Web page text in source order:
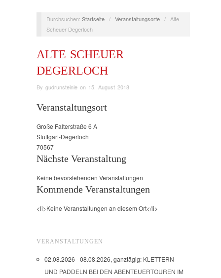
Durchsuchen: Startseite / Veranstaltungsorte /
Alte
Scheuer Degerloch
ALTE SCHEUER
DEGERLOCH
By gudrunsteinle on 15. August 2018
Veranstaltungsort
Große Falterstraße 6 A
Stuttgart-Degerloch
70567
Nächste Veranstaltung
Keine bevorstehenden Veranstaltungen
Kommende Veranstaltungen
<li>Keine Veranstaltungen an diesem Ort</li>
VERANSTALTUNGEN
02.08.2026 - 08.08.2026, ganztägig: KLETTERN
UND PADDELN BEI DEN ABENTEUERTOUREN IM